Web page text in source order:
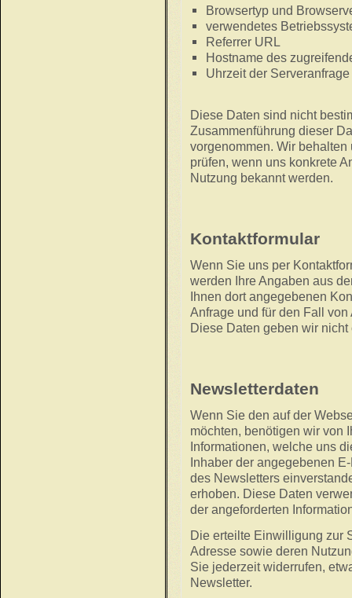
Browsertyp und
verwendetes
Referrer URL
Hostname des
Uhrzeit der Serveranfrage
Diese Daten sind nicht
Zusammenführung dieser
vorgenommen. Wir
prüfen, wenn uns konkrete
Nutzung bekannt werden.
Kontaktformular
Wenn Sie uns per
werden Ihre Angaben aus
Ihnen dort angegebenen
Anfrage und für den Fall
Diese Daten geben wir
Newsletterdaten
Wenn Sie den auf der
möchten, benötigen wir von
Informationen, welche uns
Inhaber der angegebenen
des Newsletters
erhoben. Diese Daten
der angeforderten
Die erteilte Einwilligung zur
Adresse sowie deren
Sie jederzeit widerrufen,
Newsletter.